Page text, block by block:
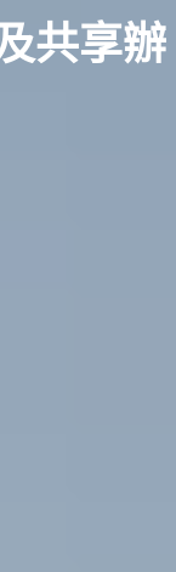
共享辦